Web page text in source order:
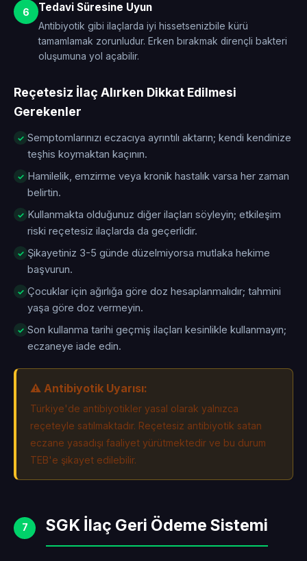
6 Tedavi Süresine Uyun
Antibiyotik gibi ilaçlarda iyi hissetsenizbile kürü
tamamlamak zorunludur. Erken bırakmak dirençli bakteri
oluşumuna yol açabilir.
Reçetesiz İlaç Alırken Dikkat Edilmesi
Gerekenler
Semptomlarınızı eczacıya ayrıntılı aktarın; kendi kendinize
teşhis koymaktan kaçının.
Hamilelik, emzirme veya kronik hastalık varsa her zaman
belirtin.
Kullanmakta olduğunuz diğer ilaçları söyleyin; etkileşim
riski reçetesiz ilaçlarda da geçerlidir.
Şikayetiniz 3-5 günde düzelmiyorsa mutlaka hekime
başvurun.
Çocuklar için ağırlığa göre doz hesaplanmalıdır; tahmini
yaşa göre doz vermeyin.
Son kullanma tarihi geçmiş ilaçları kesinlikle kullanmayın;
eczaneye iade edin.
⚠️ Antibiyotik Uyarısı:
Türkiye'de antibiyotikler yasal olarak yalnızca
reçeteyle satılmaktadır. Reçetesiz antibiyotik satan
eczane yasadışı faaliyet yürütmektedir ve bu durum
TEB'e şikayet edilebilir.
7 SGK İlaç Geri Ödeme Sistemi